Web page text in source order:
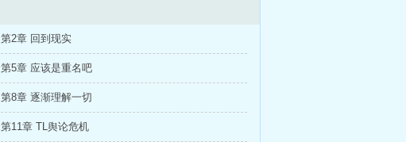
第2章 回到现实
第5章 应该是重名吧
第8章 逐渐理解一切
第11章 TL舆论危机